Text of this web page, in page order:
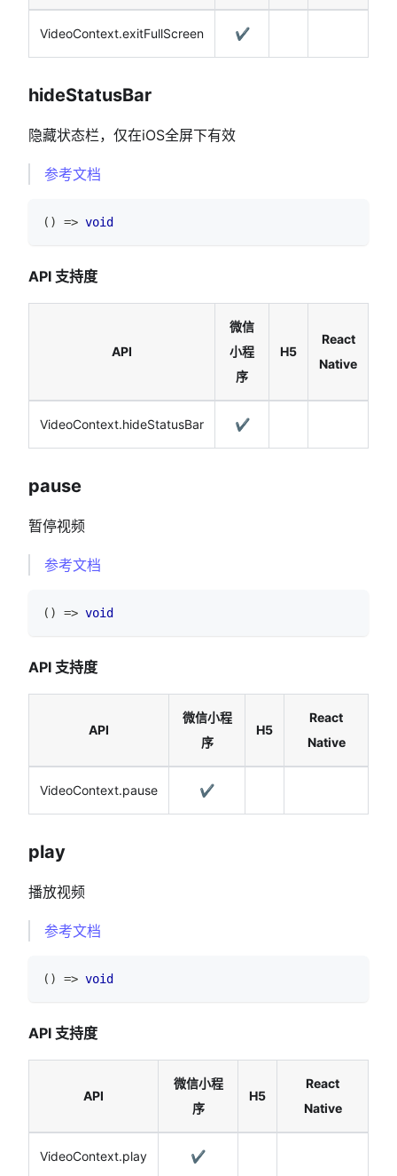
VideoContext.exitFullScreen ✔️
hideStatusBar
隐藏状态栏，仅在iOS全屏下有效
参考文档
( ) => void
API 支持度
API
微信
小程
序
H5
React
Native
VideoContext.hideStatusBar ✔️
pause
暂停视频
参考文档
( ) => void
API 支持度
API
微信小程
序
H5
React
Native
VideoContext.pause ✔️
play
播放视频
参考文档
( ) => void
API 支持度
API
微信小程
序
H5
React
Native
VideoContext.play ✔️